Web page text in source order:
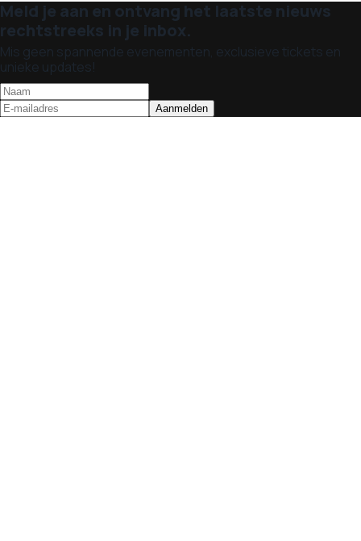
Meld je aan en ontvang het laatste nieuws
rechtstreeks in je inbox.
Mis geen spannende evenementen, exclusieve tickets en
unieke updates!